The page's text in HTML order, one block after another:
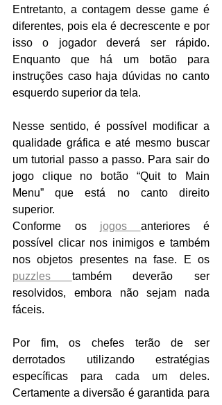
Entretanto, a contagem desse game é
diferentes, pois ela é decrescente e por
isso o jogador deverá ser rápido.
Enquanto que há um botão para
instruções caso haja dúvidas no canto
esquerdo superior da tela.
Nesse sentido, é possível modificar a
qualidade gráfica e até mesmo buscar
um tutorial passo a passo. Para sair do
jogo clique no botão “Quit to Main
Menu” que está no canto direito
superior.
Conforme os jogos anteriores é
possível clicar nos inimigos e também
puzzles também deverão ser
resolvidos, embora não sejam nada
fáceis.
Por fim, os chefes terão de ser
derrotados utilizando estratégias
específicas para cada um deles.
Certamente a diversão é garantida para